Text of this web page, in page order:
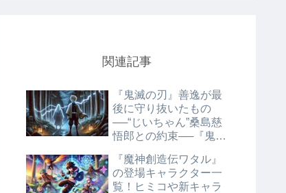
関連記事
『鬼滅の刃』善逸が最
後に守り抜いたもの
──“じいちゃん”桑島慈
悟郎との約束──『鬼滅
見る、雷の呼吸の真
髄・火雷神
『魔神創造伝ワタル』
の登場キャラクター一
覧！ヒミコや新キャラ